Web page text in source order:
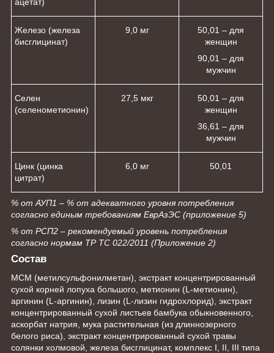
Железо (железа
бисглицинат)
9,0 мг 50,01 – для
женщин
90,01 – для
мужчин
Селен
(селенометионин)
27,5 мкг 50,01 – для
женщин
36,61 – для
мужчин
Цинк (цинка
цитрат)
6,0 мг 50,01
% от АУП1 – % от адекватного уровня потребления
согласно единым требованиям ЕврАзЭС (приложение 5)
% от РСП2 – рекомендуемый уровень потребления
согласно нормам ТР ТС 022/2011 (Приложение 2)
Состав
МСМ (метилсульфонилметан), экстракт концентрированный
сухой корней лопуха большого, метионин (L-метионин),
аргинин (L-аргинин), лизин (L-лизин гидрохлорид), экстракт
концентрированный сухой листьев бамбука обыкновенного,
аскорбат натрия, мука растительная (из длиннозерного
белого риса), экстракт концентрированный сухой травы
солянки холмовой, железа бисглицинат, комплекс I, II, III типа